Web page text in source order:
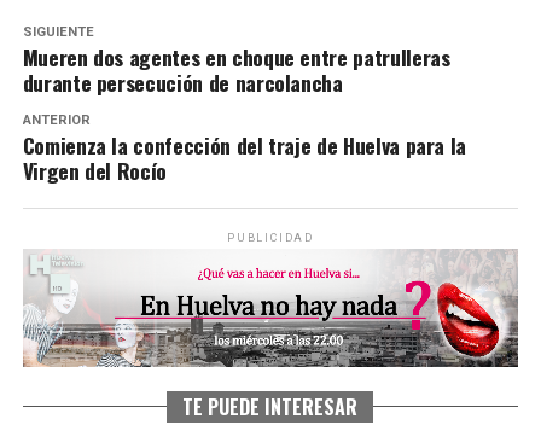
SIGUIENTE
Mueren dos agentes en choque entre patrulleras
durante persecución de narcolancha
ANTERIOR
Comienza la confección del traje de Huelva para la
Virgen del Rocío
PUBLICIDAD
TE PUEDE INTERESAR